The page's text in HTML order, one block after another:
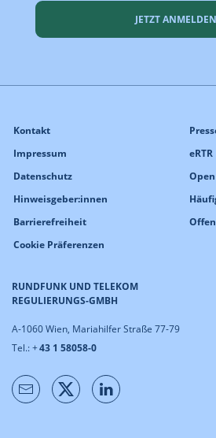
JETZT ANMELDEN
RUNDFUNK UND TELEKOM
REGULIERUNGS-GMBH
A-1060 Wien, Mariahilfer Straße 77-79
Tel.: +43 1 58058-0
Kontakt
Impressum
Datenschutz
Hinweisgeber:innen
Barrierefreiheit
Cookie Präferenzen
eRTR